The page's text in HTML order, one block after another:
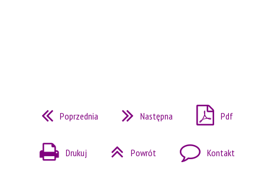
Poprzednia Następna Pdf
Drukuj Powrót Kontakt